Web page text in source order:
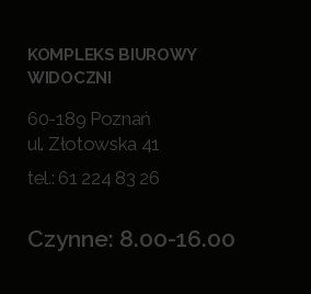
KOMPLEKS BIUROWY
WIDOCZNI
60-189 Poznań
ul. Złotowska 41
tel.: 61 224 83 26
Czynne: 8.00-16.00